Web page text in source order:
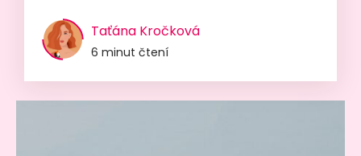
Taťána Kročková
6 minut čtení